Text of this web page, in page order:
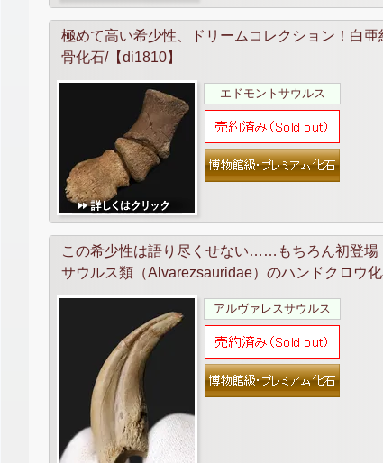
極めて高い希少性、ドリームコレクション！白
骨化石/【di1810】
エドモントサウルス
この希少性は語り尽くせない……もちろん初登場
サウルス類（Alvarezsauridae）のハンドクロウ化
アルヴァレスサウルス